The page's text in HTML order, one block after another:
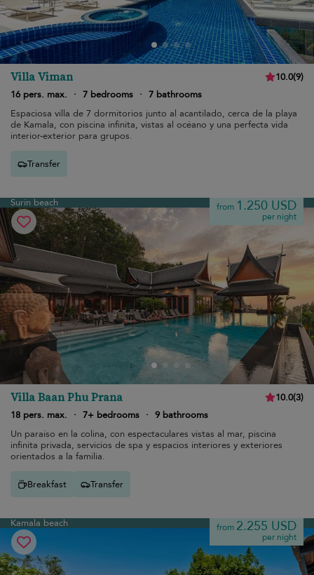
Villa Viman 10.0(9)
16 pers. max.
· 7 bedrooms · 7 bathrooms
Espaciosa villa de 7 dormitorios junto al acantilado, cerca de la playa
de Kamala, con piscina infinita, vistas al océano y una perfecta vida
interior-exterior para grupos.
Transfer
Surin beach from 1.250 USD
per night
Villa Baan Phu Prana 10.0(3)
18 pers. max.
· 7+ bedrooms · 9 bathrooms
Un paraíso en la colina, con espectaculares vistas al mar, piscina
infinita privada, servicios de spa y espacios interiores y exteriores
orientados a la familia.
Breakfast Transfer
Kamala beach from 2.255 USD
per night